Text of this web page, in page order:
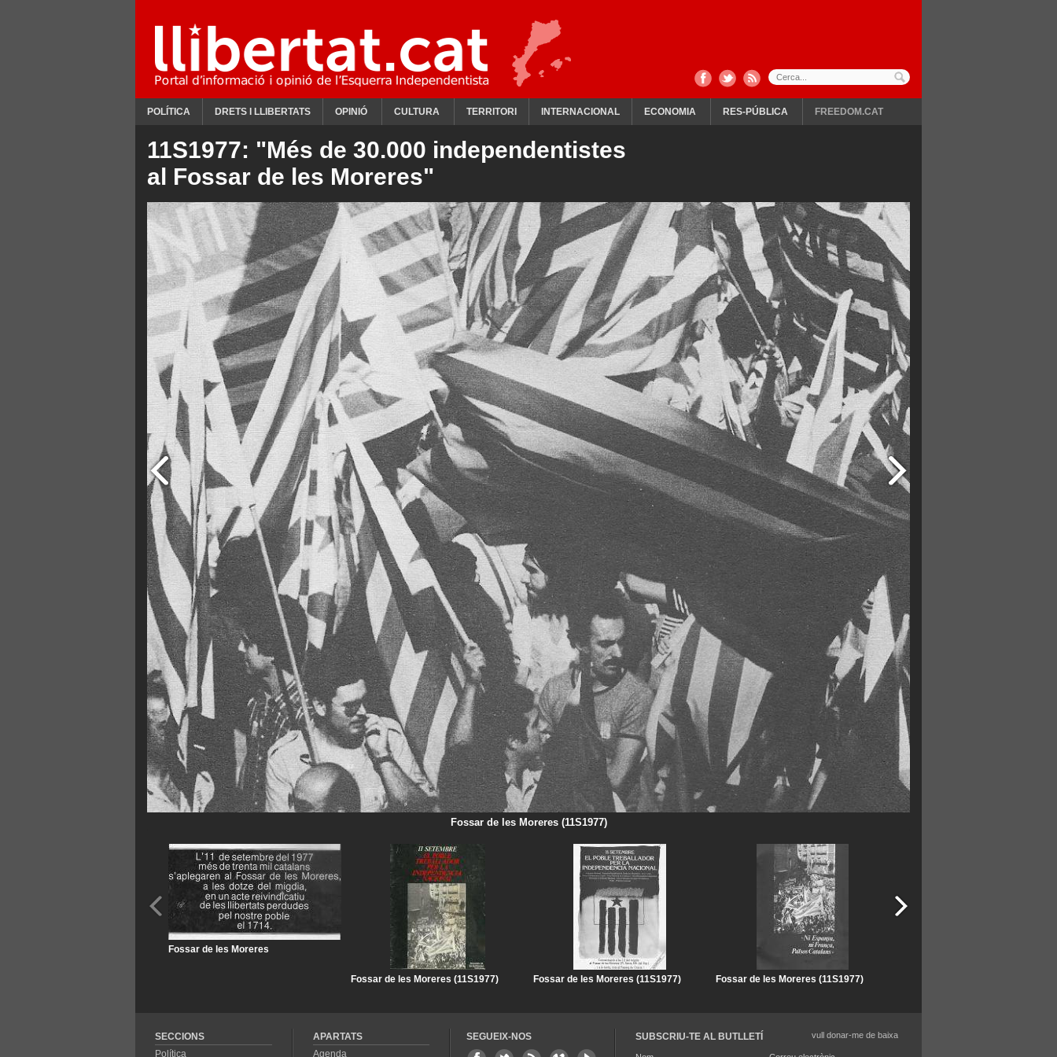
POLÍTICA DRETS I LLIBERTATS OPINIÓ CULTURA TERRITORI INTERNACIONAL ECONOMIA RES-PÚBLICA FREEDOM.CAT
11S1977: "Més de 30.000 independentistes
al Fossar de les Moreres"
Fossar de les Moreres (11S1977)
Fossar de les Moreres
Fossar de les Moreres (11S1977) Fossar de les Moreres (11S1977) Fossar de les Moreres (11S1977)
SECCIONS
Política
APARTATS
Agenda
SEGUEIX-NOS SUBSCRIU-TE AL BUTLLETÍ vull donar-me de baixa